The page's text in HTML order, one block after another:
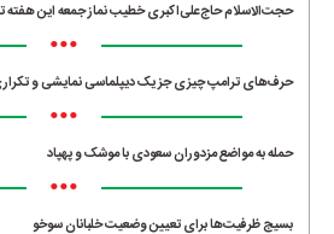
حجت‌الاسلام حاج‌علی‌اکبری خطیب نماز جمعه این هفته
•••
حرف‌های ترامپ چیزی جز یک دیپلماسی نمایشی و
•••
حمله به مواضع مزدوران سعودی با موشک و پهپاد
•••
بسیج ظرفیت‌ها برای تعیین وضعیت خلبانان سوخو